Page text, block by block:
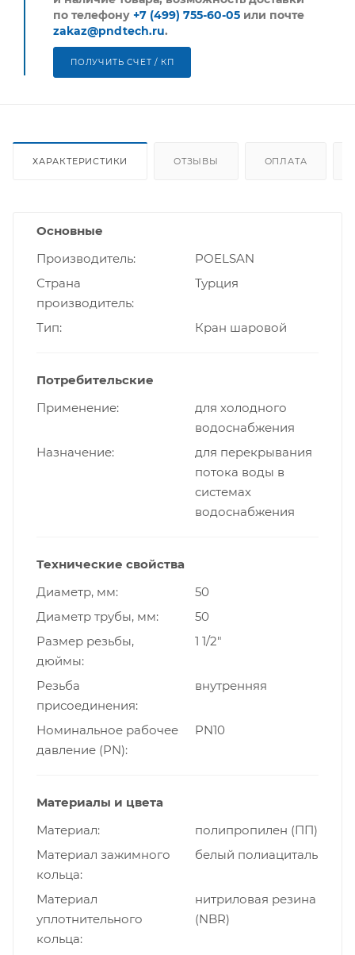
по телефону +7 (499) 755-60-05 или почте
zakaz@pndtech.ru.
ПОЛУЧИТЬ СЧЕТ / КП
ХАРАКТЕРИСТИКИ ОТЗЫВЫ ОПЛАТА
Основные
Производитель
POELSAN
Страна
производитель
Турция
Тип Кран шаровой
Потребительские
Применение
для холодного
водоснабжения
Назначение
для перекрывания
потока воды в
системах
водоснабжения
Технические свойства
Диаметр, мм
50
Диаметр трубы, мм
50
Размер резьбы,
дюймы
1 1/2"
Резьба
присоединения
внутренняя
Номинальное рабочее
давление (PN)
PN10
Материалы и цвета
Материал
полипропилен (ПП)
Материал зажимного
кольца
белый полиациталь
Материал
уплотнительного
кольца
нитриловая резина
(NBR)